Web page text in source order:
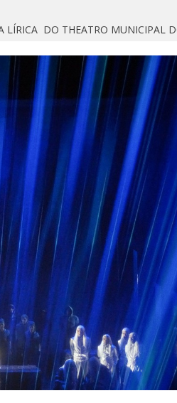
LÍRICA DO THEATRO MUNICIPAL